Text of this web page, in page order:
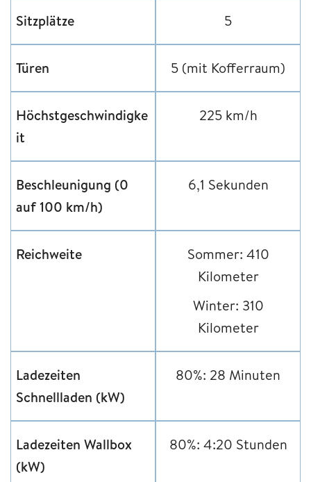
Sitzplätze 5
Türen 5 (mit Kofferraum)
Höchstgeschwindigke
it
225 km/h
Beschleunigung (0
auf 100 km/h)
6,1 Sekunden
Reichweite
Sommer: 410
Kilometer
Winter: 310
Kilometer
Ladezeiten
Schnellladen (kW)
80%: 28 Minuten
Ladezeiten Wallbox
(kW)
80%: 4:20 Stunden